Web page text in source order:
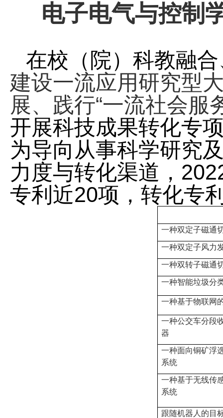
电子电气与控制
在校（院）科教融
建设一流应用研究型
展、践行“一流社会服
开展科技成果转化专
为导向从事科学研究
力度与转化渠道，
专利近20项，转化专
一种双定子磁通
一种双定子风力
一种双转子磁通
一种智能垃圾分
一种基于物联网
一种公交车分段
器
一种面向铜矿浮
系统
一种基于无线传
系统
跟随机器人的目